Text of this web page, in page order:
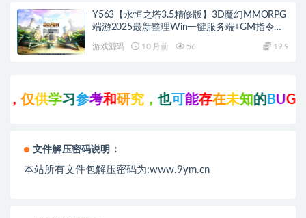
Y563【永恒之塔3.5精修版】3D魔幻MMORPG
端游2025最新整理Win一键服务端+GM指令
游戏源码 10 月前 56 19.9
供学习参考和研究，也可能存在未知的BUG与瑕疵
文件解压密码说明：
本站所有文件包解压密码为:www.9ym.cn